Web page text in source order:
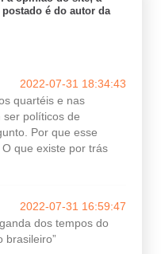
é do autor da
2022-07-31 18:34:43
quartéis e nas
ser políticos de
Por que esse
que existe por trás
2022-07-31 16:59:47
dos tempos do
brasileiro”